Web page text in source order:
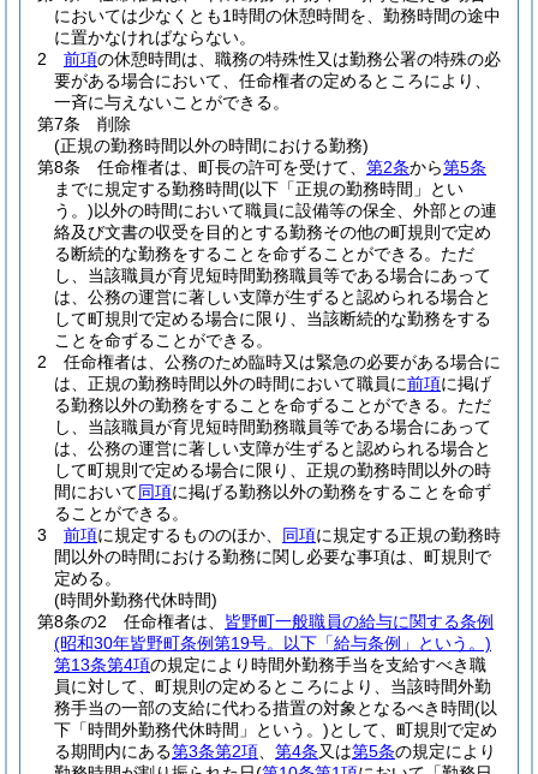
においては少なくとも1時間の休憩時間を、勤務時間の途中
に置かなければならない。
2
前項の休憩時間は、職務の特殊性又は勤務公署の特殊の必
要がある場合において、任命権者の定めるところにより、
一斉に与えないことができる。
第7条
削除
(正規の勤務時間以外の時間における勤務)
第8条
任命権者は、町長の許可を受けて、 第2条から第5条
までに規定する勤務時間(以下「正規の勤務時間」とい
う。)以外の時間において職員に設備等の保全、外部との連
絡及び文書の収受を目的とする勤務その他の町規則で定め
る断続的な勤務をすることを命ずることができる。 ただ
し、当該職員が育児短時間勤務職員等である場合にあって
は、公務の運営に著しい支障が生ずると認められる場合と
して町規則で定める場合に限り、当該断続的な勤務をする
ことを命ずることができる。
2
任命権者は、公務のため臨時又は緊急の必要がある場合に
は、正規の勤務時間以外の時間において職員に前項に掲げ
る勤務以外の勤務をすることを命ずることができる。 ただ
し、当該職員が育児短時間勤務職員等である場合にあって
は、公務の運営に著しい支障が生ずると認められる場合と
して町規則で定める場合に限り、正規の勤務時間以外の時
間において同項に掲げる勤務以外の勤務をすることを命ず
ることができる。
3
前項に規定するもののほか、 同項に規定する正規の勤務時
間以外の時間における勤務に関し必要な事項は、町規則で
定める。
(時間外勤務代休時間)
第8条の2
任命権者は、 皆野町一般職員の給与に関する条例
(昭和30年皆野町条例第19号。以下「給与条例」という。)
第13条第4項の規定により時間外勤務手当を支給すべき職
員に対して、町規則の定めるところにより、当該時間外勤
務手当の一部の支給に代わる措置の対象となるべき時間(以
下「時間外勤務代休時間」という。)として、町規則で定め
る期間内にある第3条第2項 第4条又は第5条の規定により